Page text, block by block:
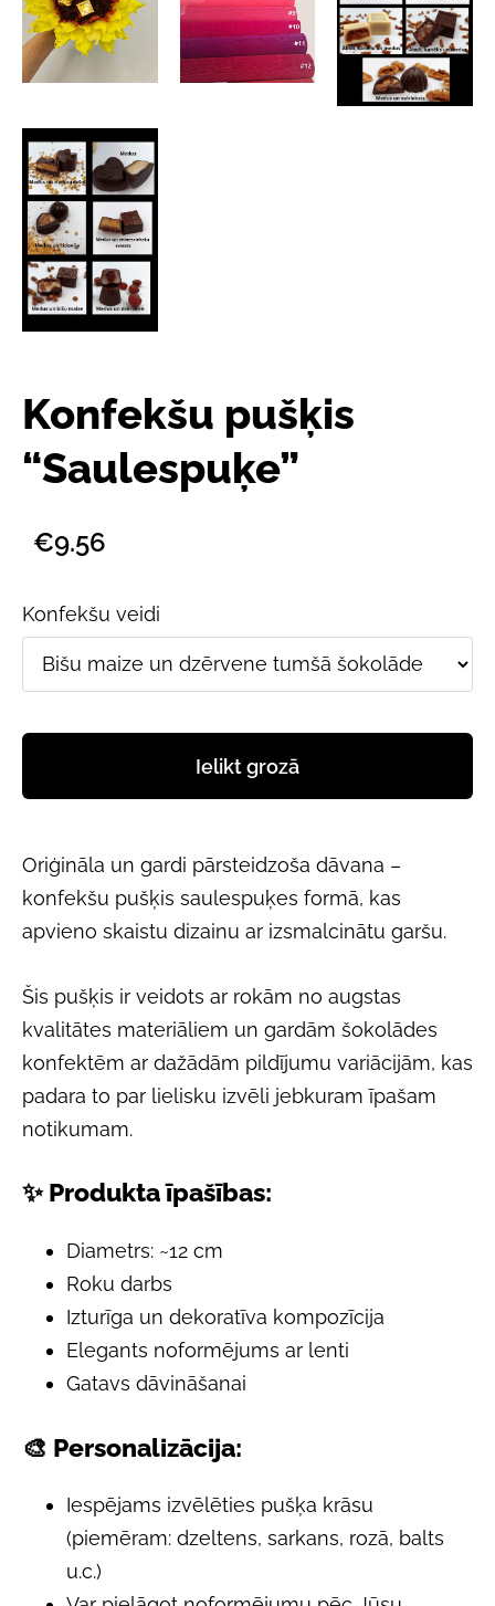
Konfekšu pušķis
“Saulespuķe”
€9.56
Konfekšu veidi
Ielikt grozā
Oriģināla un gardi pārsteidzoša dāvana –
konfekšu pušķis saulespuķes formā, kas
apvieno skaistu dizainu ar izsmalcinātu garšu.
Šis pušķis ir veidots ar rokām no augstas
kvalitātes materiāliem un gardām šokolādes
konfektēm ar dažādām pildījumu variācijām, kas
padara to par lielisku izvēli jebkuram īpašam
notikumam.
✨ Produkta īpašības:
Diametrs: ~12 cm
Roku darbs
Izturīga un dekoratīva kompozīcija
Elegants noformējums ar lenti
Gatavs dāvināšanai
🎨 Personalizācija:
Iespējams izvēlēties pušķa krāsu
(piemēram: dzeltens, sarkans, rozā, balts
u.c.)